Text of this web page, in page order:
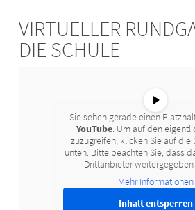
VIRTUELLER
DIE SCHULE
Sie sehen gerade einen
YouTube. Um auf den
zuzugreifen, klicken Sie auf die
unten. Bitte beachten Sie, dass
Drittanbieter
Mehr Informationen
Inhalt entsperren